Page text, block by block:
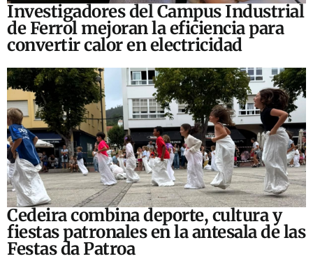
Investigadores del Campus Industrial
de Ferrol mejoran la eficiencia para
convertir calor en electricidad
Cedeira combina deporte, cultura y
fiestas patronales en la antesala de las
Festas da Patroa